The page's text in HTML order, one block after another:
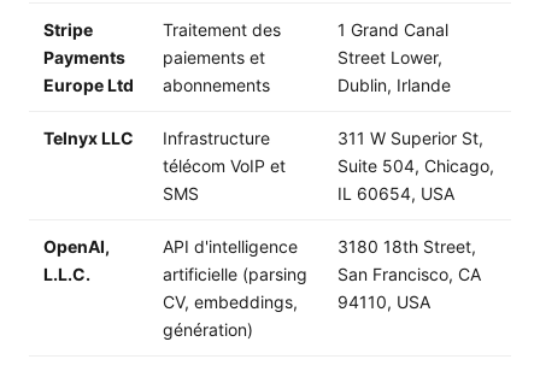
Stripe
Payments
Europe Ltd
Traitement des
paiements et
abonnements
1 Grand Canal
Street Lower,
Dublin, Irlande
Telnyx LLC
Infrastructure
télécom VoIP et
SMS
311 W Superior St,
Suite 504, Chicago,
IL 60654, USA
OpenAI,
L.L.C.
API d'intelligence
artificielle (parsing
CV, embeddings,
génération)
3180 18th Street,
San Francisco, CA
94110, USA